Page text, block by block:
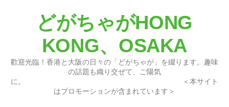
どがちゃがHONG
KONG、OSAKA
歡迎光臨！香港と大阪の日々の「どがちゃが」を綴ります。趣味
の話題も織り交ぜて、ご陽気
に。 ＜本サイト
はプロモーションが含まれています＞